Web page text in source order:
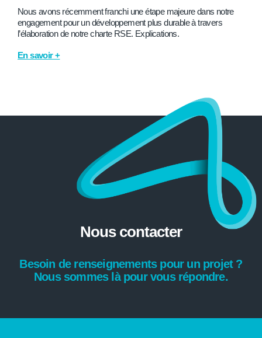
Nous avons récemment franchi une étape majeure dans notre
engagement pour un développement plus durable à travers
l’élaboration de notre charte RSE. Explications.
En savoir +
Nous contacter
Besoin de renseignements pour un projet ?
Nous sommes là pour vous répondre.